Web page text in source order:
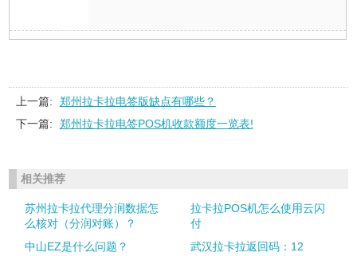
上一篇:
郑州拉卡拉电签版缺点有哪些？
下一篇:
郑州拉卡拉电签POS机收款额度一览表!
相关推荐
苏州拉卡拉代理分润数据怎
么核对（分润对账）？
拉卡拉POS机怎么使用云闪
付
中山EZ是什么问题？
武汉拉卡拉返回码：12